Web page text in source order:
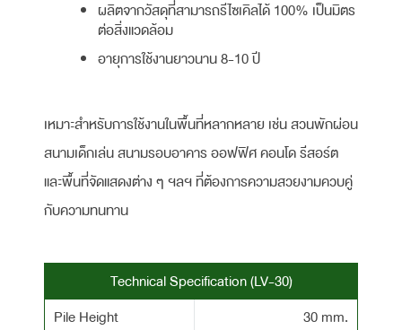
ผลิตจากวัสดุที่สามารถรีไซเคิลได้ 100% เป็นมิตร
ต่อสิ่งแวดล้อม
อายุการใช้งานยาวนาน 8-10 ปี
เหมาะสำหรับการใช้งานในพื้นที่หลากหลาย เช่น สวนพักผ่อน
สนามเด็กเล่น สนามรอบอาคาร ออฟฟิศ คอนโด รีสอร์ต
และพื้นที่จัดแสดงต่าง ๆ ฯลฯ ที่ต้องการความสวยงามควบคู่
กับความทนทาน
Technical Specification (LV-30)
Pile Height
30 mm.